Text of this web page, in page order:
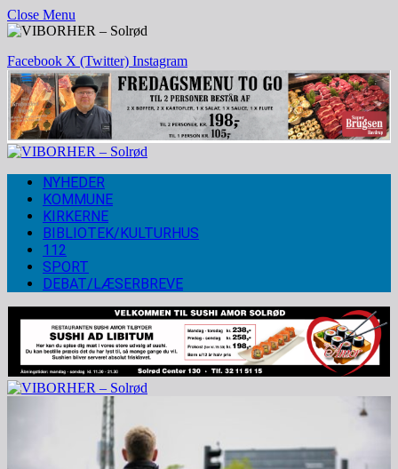
Close Menu
Facebook X (Twitter) Instagram
NYHEDER
KOMMUNE
KIRKERNE
BIBLIOTEK/KULTURHUS
112
SPORT
DEBAT/LÆSERBREVE